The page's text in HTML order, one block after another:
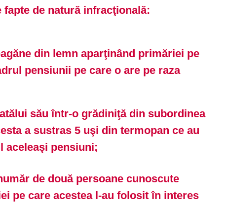
de natură infracţională:
din lemn aparţinând primăriei pe
pensiunii pe care o are pe raza
său într-o grădiniţă din subordinea
a sustras 5 uşi din termopan ce au
aceleaşi pensiuni;
de două persoane cunoscute
pe care acestea l-au folosit în interes